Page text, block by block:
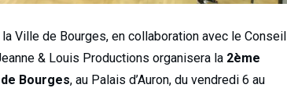
Ville de Bourges, en collaboration avec le Conseil
& Louis Productions organisera la 2ème
Bourges, au Palais d’Auron, du vendredi 6 au